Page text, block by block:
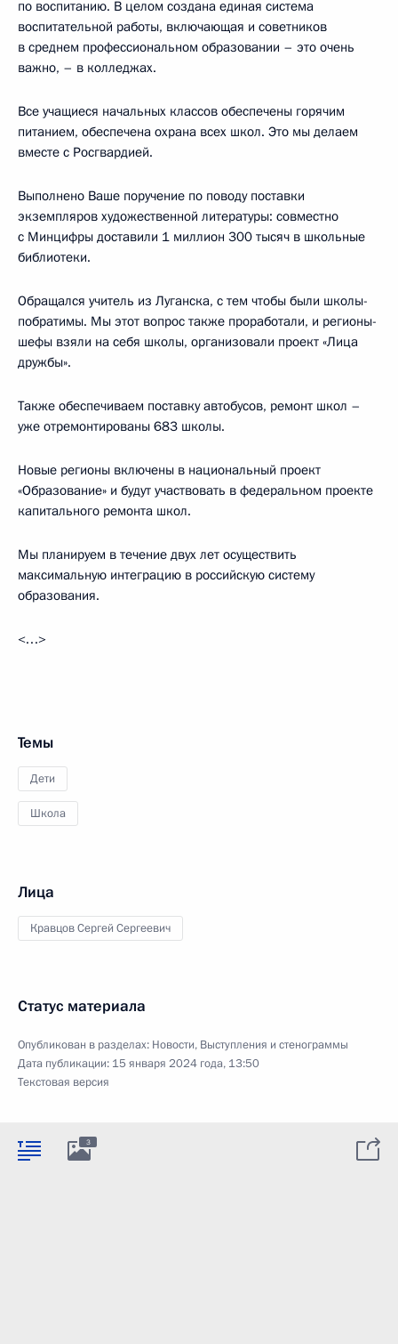
по воспитанию. В целом создана единая система
воспитательной работы, включающая и советников
в среднем профессиональном образовании – это очень
важно, – в колледжах.
Все учащиеся начальных классов обеспечены горячим
питанием, обеспечена охрана всех школ. Это мы делаем
вместе с Росгвардией.
Выполнено Ваше поручение по поводу поставки
экземпляров художественной литературы: совместно
с Минцифры доставили 1 миллион 300 тысяч в школьные
библиотеки.
Обращался учитель из Луганска, с тем чтобы были школы-
побратимы. Мы этот вопрос также проработали, и регионы-
шефы взяли на себя школы, организовали проект «Лица
дружбы».
Также обеспечиваем поставку автобусов, ремонт школ –
уже отремонтированы 683 школы.
Новые регионы включены в национальный проект
«Образование» и будут участвовать в федеральном проекте
капитального ремонта школ.
Мы планируем в течение двух лет осуществить
максимальную интеграцию в российскую систему
образования.
<…>
Темы
Дети
Школа
Лица
Кравцов Сергей Сергеевич
Статус материала
Опубликован в разделах: Новости, Выступления и стенограммы
Дата публикации: 15 января 2024 года, 13:50
Текстовая версия
3